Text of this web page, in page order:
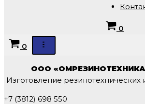
0
Корзина
0
Меню
ООО
Изготовление резинотехнических
+7 (3812) 698 550